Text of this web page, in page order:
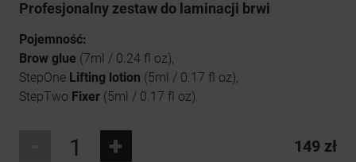
Profesjonalny zestaw do laminacji brwi
Pojemność:
Brow glue (7ml / 0.24 fl oz),
StepOne Lifting lotion (5ml / 0.17 fl oz),
StepTwo Fixer (5ml / 0.17 fl oz).
+ 149 zł